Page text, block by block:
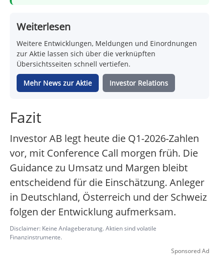
Weiterlesen
Weitere Entwicklungen, Meldungen und Einordnungen
zur Aktie lassen sich über die verknüpften
Übersichtsseiten schnell vertiefen.
Mehr News zur Aktie Investor Relations
Fazit
Investor AB legt heute die Q1-2026-Zahlen
vor, mit Conference Call morgen früh. Die
Guidance zu Umsatz und Margen bleibt
entscheidend für die Einschätzung. Anleger
in Deutschland, Österreich und der Schweiz
folgen der Entwicklung aufmerksam.
Disclaimer: Keine Anlageberatung. Aktien sind volatile
Finanzinstrumente.
Sponsored Ad